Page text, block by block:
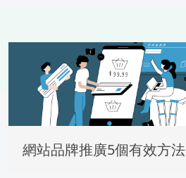
網站品牌推廣5個有效方法